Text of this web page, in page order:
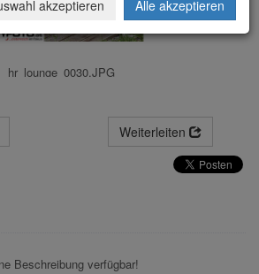
hr_lounge_0030.JPG
Weiterleiten
Beschreibung verfügbar!
akzeptieren Alle akzeptieren